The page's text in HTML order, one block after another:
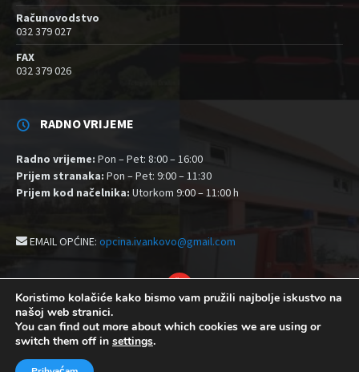
Računovodstvo
032 379 027
FAX
032 379 026
RADNO VRIJEME
Radno vrijeme: Pon – Pet: 8:00 – 16:00
Prijem stranaka: Pon – Pet: 9:00 – 11:30
Prijem kod načelnika: Utorkom 9:00 – 11:00 h
EMAIL OPĆINE: opcina.ivankovo@gmail.com
YouTube
Izjava o pristupačnosti
Postavke kolačića
Koristimo kolačiće kako bismo vam pružili najbolje iskustvo na
našoj web stranici.
You can find out more about which cookies we are using or
switch them off in settings.